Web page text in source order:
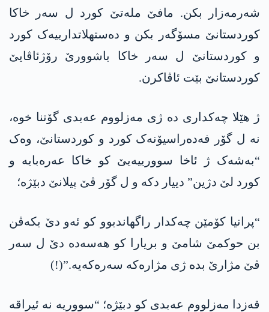
شەرمەزار بکن. مافێ ملەتێ کورد ل سەر خاکا
کوردستانێ مسۆگەر بکن و دەستھلاتدارییەک کورد
و کوردستانێ ل سەر خاکا باشوورێ رۆژئاڤایێ
کوردستانێ بێت ئاڤاکرن.
ژ ھێلا چەکداری دە ژی مەزلووم عەبدی گۆتنا خوە،
نە ل گۆر فەدەراسیۆنەک کورد و کوردستانێ، وەک
“بەشەک ژ ئاخا سوورییەیێ کو خاکا عەرەبایە و
کورد لێ دژین” دییار دکە و ل گۆر ڤێ پیلانێ دبێژە؛
“پرانیا کۆمێن چەکدار راگھاندبوو کو ئەو دێ بکەڤن
بن حوکمێ شامێ و بریارا کو ھەسەدە دێ ل سەر
ڤێ مژارێ بدە ژی مژارەکە سەرەکەیە.”(!)
قەزدا مەزلووم عەبدی کو دبێژە؛ “سووریە نە ئیراقە